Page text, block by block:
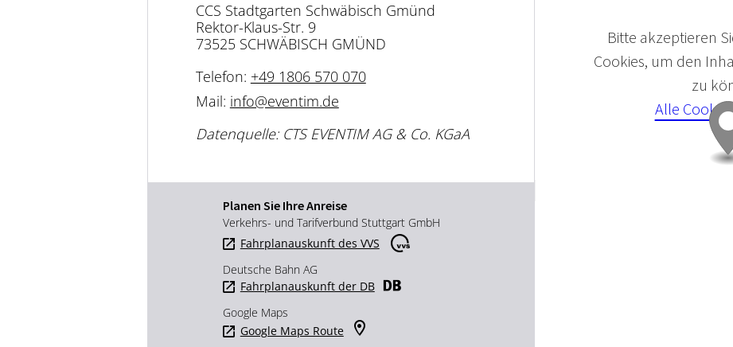
CCS Stadtgarten Schwäbisch Gmünd
Rektor-Klaus-Str. 9
73525 SCHWÄBISCH GMÜND
Telefon: +49 1806 570 070
Mail: info@eventim.de
Datenquelle: CTS EVENTIM AG & Co. KGaA
Planen Sie Ihre Anreise
Verkehrs- und Tarifverbund Stuttgart GmbH
Fahrplanauskunft des VVS
Deutsche Bahn AG
Fahrplanauskunft der DB
Google Maps
Google Maps Route
Bitte akzeptieren
Cookies, um den
zu
Alle